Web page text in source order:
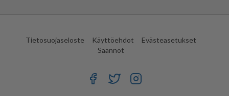
Tietosuojaseloste Käyttöehdot
Evästeasetukset
Säännöt